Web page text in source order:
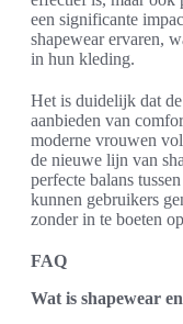
een significante
shapewear ervaren,
in hun kleding.
Het is duidelijk dat
aanbieden van
moderne vrouwen
de nieuwe lijn van
perfecte balans
kunnen gebruikers
zonder in te boeten
FAQ
Wat is shapewear